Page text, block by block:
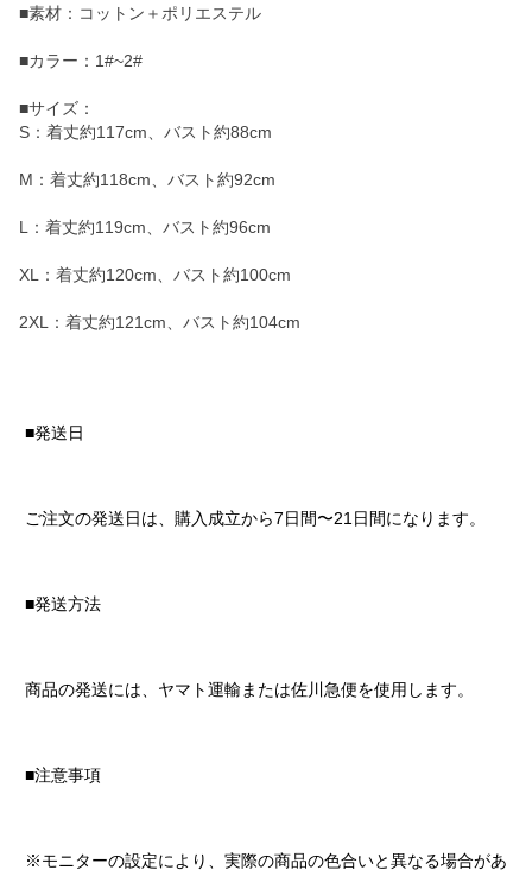
■素材：コットン＋ポリエステル
■カラー：1#~2#
■サイズ：
S：着丈約117cm、バスト約88cm
M：着丈約118cm、バスト約92cm
L：着丈約119cm、バスト約96cm
XL：着丈約120cm、バスト約100cm
2XL：着丈約121cm、バスト約104cm
■発送日
ご注文の発送日は、購入成立から7日間〜21日間になります。
■発送方法
商品の発送には、ヤマト運輸または佐川急便を使用します。
■注意事項
※モニターの設定により、実際の商品の色合いと異なる場合があ